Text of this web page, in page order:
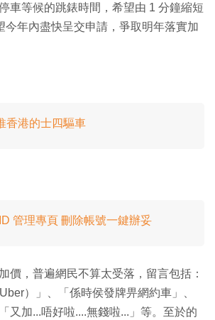
車等候的跳錶時間，希望由 1 分鐘縮短
今年內盡快呈交申請，爭取明年落實加
香港的士四驅車
管理專頁 刪除帳號一鍵辦妥
價，普遍網民不算太受落，留言包括：
）」、「係時侯發牌畀網約車」、
又加...唔好啦....無錢啦...」等。至於的